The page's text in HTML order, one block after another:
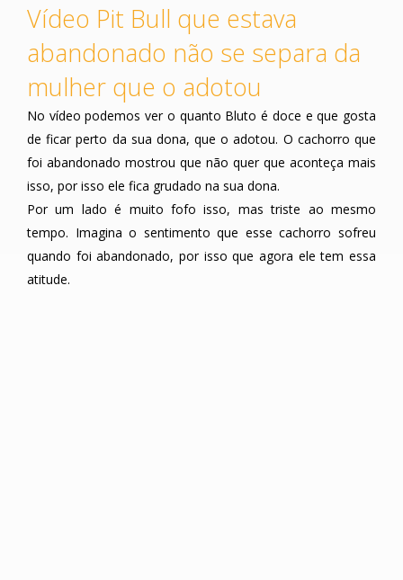
Vídeo Pit Bull que estava
abandonado não se separa da
mulher que o adotou
No vídeo podemos ver o quanto Bluto é doce e que gosta
de ficar perto da sua dona, que o adotou. O cachorro que
foi abandonado mostrou que não quer que aconteça mais
isso, por isso ele fica grudado na sua dona.
Por um lado é muito fofo isso, mas triste ao mesmo
tempo. Imagina o sentimento que esse cachorro sofreu
quando foi abandonado, por isso que agora ele tem essa
atitude.